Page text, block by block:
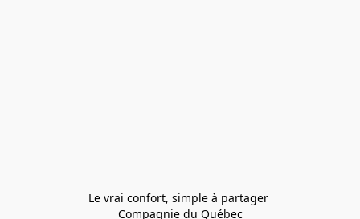
Le vrai confort, simple à partager
Compagnie du Québec